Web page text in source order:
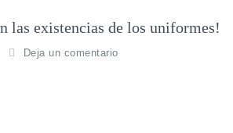
las existencias de los uniformes!
Deja un comentario